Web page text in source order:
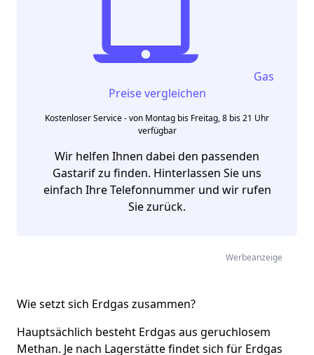
Gas
Preise vergleichen
Kostenloser Service - von Montag bis Freitag, 8 bis 21 Uhr
verfügbar
Wir helfen Ihnen dabei den passenden
Gastarif zu finden. Hinterlassen Sie uns
einfach Ihre Telefonnummer und wir rufen
Sie zurück.
Werbeanzeige
Wie setzt sich Erdgas zusammen?
Hauptsächlich besteht Erdgas aus geruchlosem
Methan. Je nach Lagerstätte findet sich für Erdgas